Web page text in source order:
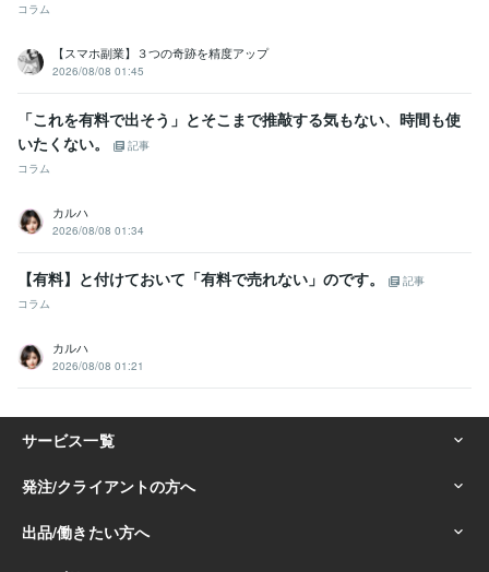
コラム
【スマホ副業】３つの奇跡を精度アップ
2026/08/08 01:45
「これを有料で出そう」とそこまで推敲する気もない、時間も使
いたくない。
記事
コラム
カルハ
2026/08/08 01:34
【有料】と付けておいて「有料で売れない」のです。
記事
コラム
カルハ
2026/08/08 01:21